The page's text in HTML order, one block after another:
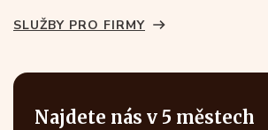
SLUŽBY PRO FIRMY
Najdete nás v 5 městech